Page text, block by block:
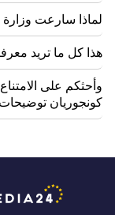
لماذا سارعت
هذا كل ما تريد
وأحثكم على
كونجوريان توضيحات